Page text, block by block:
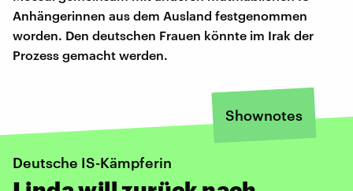
Anhängerinnen aus dem Ausland festgenommen
worden. Den deutschen Frauen könnte im Irak der
Prozess gemacht werden.
Shownotes
Deutsche IS-Kämpferin